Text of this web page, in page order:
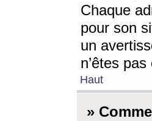
Chaque
pour son
un
n’êtes
Haut
»